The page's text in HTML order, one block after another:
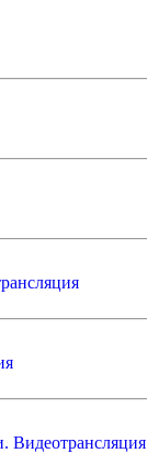
Видеотрансляция